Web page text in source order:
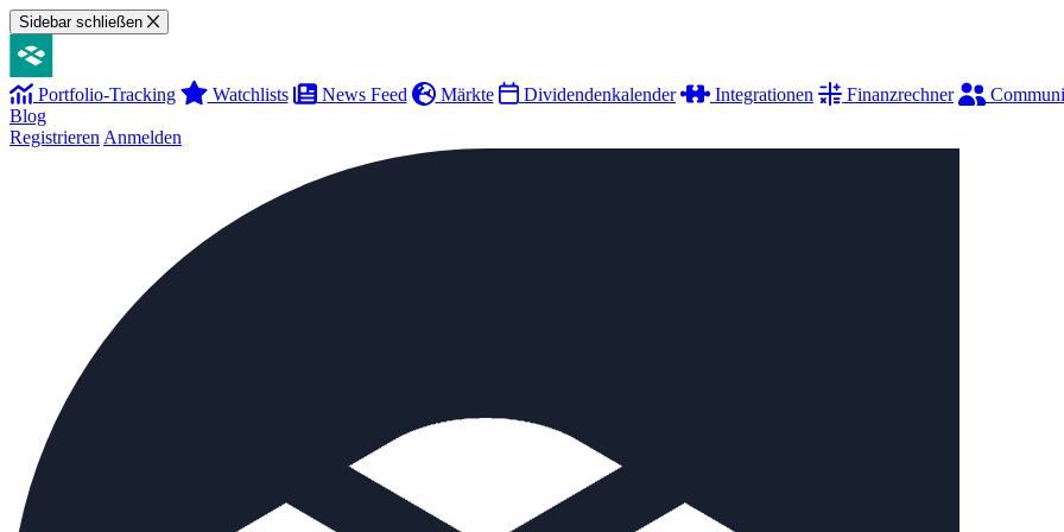
Sidebar schließen
Portfolio-Tracking Watchlists News Feed Märkte Dividendenkalender Integrationen Finanzrechner
Blog
Registrieren Anmelden